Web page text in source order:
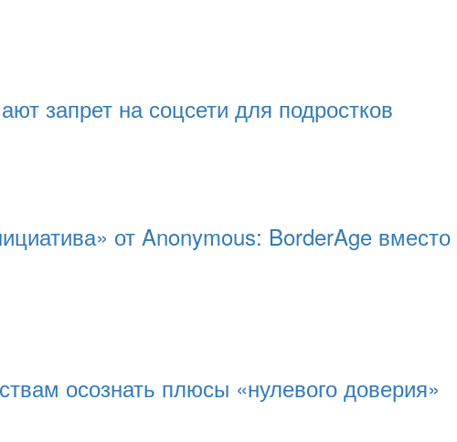
запрет на соцсети для подростков
от Anonymous: BorderAge вместо
осознать плюсы «нулевого доверия»